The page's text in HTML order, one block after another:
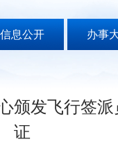
信息公开 办事
颁发飞行签
证